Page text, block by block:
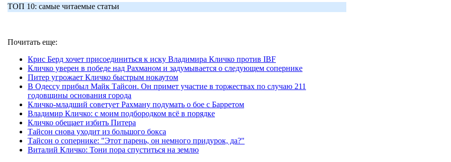
ТОП 10: самые читаемые статьи
Почитать еще:
Крис Берд хочет присоединиться к иску Владимира Кличко против IBF
Кличко уверен в победе над Рахманом и задумывается о следующем сопернике
Питер угрожает Кличко быстрым нокаутом
В Одессу прибыл Майк Тайсон. Он примет участие в торжествах по случаю 211
годовщины основания города
Кличко-младший советует Рахману подумать о бое с Барретом
Владимир Кличко: с моим подбородком всё в порядке
Кличко обещает избить Питера
Тайсон снова уходит из большого бокса
Тайсон о сопернике: "Этот парень, он немного придурок, да?"
Виталий Кличко: Тони пора спуститься на землю